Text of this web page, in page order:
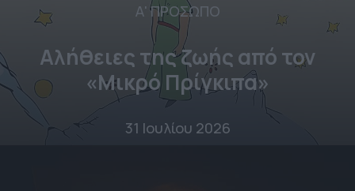
Α' ΠΡΟΣΩΠΟ
Αλήθειες της ζωής από τον
«Μικρό Πρίγκιπα»
31 Ιουλίου 2026